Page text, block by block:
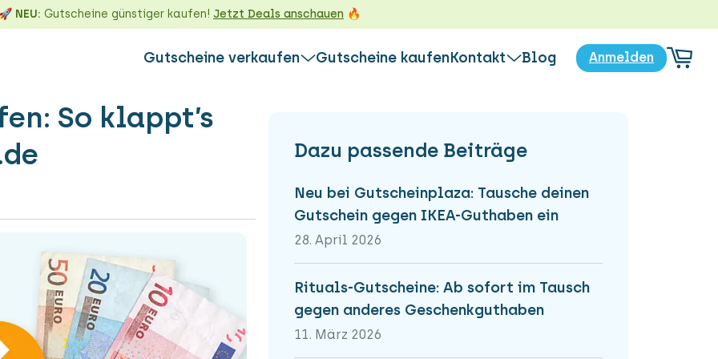
🚀 NEU: Gutscheine günstiger kaufen! Jetzt Deals anschauen 🔥
Gutscheine verkaufen
Guthaben einer anderen Marke ein &
Gutschein direkt eintauschen
Alles über den Verkauf von Gutscheinen
Alles über das Eintauschen von Gutscheinen
Nicht einlösbare Gutscheine
Marken
Gutscheine kaufenKontakt
Bewertungen
Blog Anmelden
So klappt’s
Dazu passende Beiträge
Neu bei Gutscheinplaza: Tausche deinen
Gutschein gegen IKEA-Guthaben ein
28. April 2026
Rituals-Gutscheine: Ab sofort im Tausch
gegen anderes Geschenkguthaben
11. März 2026